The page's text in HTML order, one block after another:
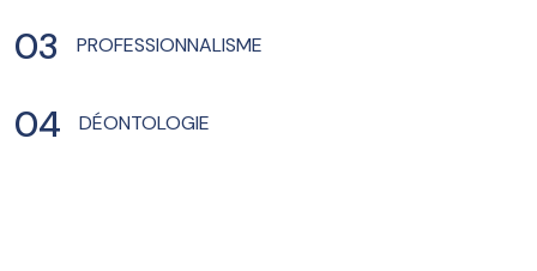
03 PROFESSIONNALISME
04 DÉONTOLOGIE